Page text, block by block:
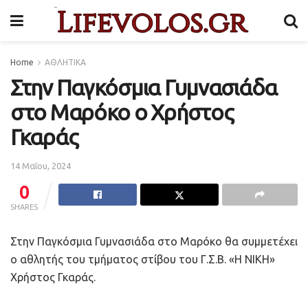
Home ΑΘΛΗΤΙΚΑ
Στην Παγκόσμια Γυμνασιάδα
στο Μαρόκο ο Χρήστος
Γκαράς
14 Μαΐου, 2024
0
SHARES
Στην Παγκόσμια Γυμνασιάδα στο Μαρόκο θα συμμετέχει
ο αθλητής του τμήματος στίβου του Γ.Σ.Β. «Η ΝΙΚΗ»
Χρήστος Γκαράς.